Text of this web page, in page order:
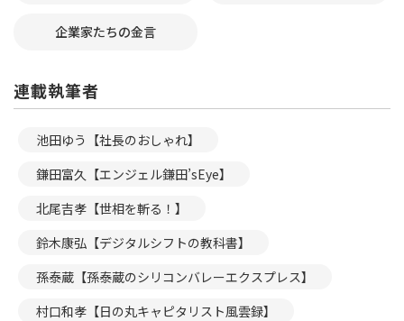
企業家たちの金言
連載執筆者
池田ゆう【社長のおしゃれ】
鎌田富久【エンジェル鎌田’sEye】
北尾吉孝【世相を斬る！】
鈴木康弘【デジタルシフトの教科書】
孫泰蔵【孫泰蔵のシリコンバレーエクスプレス】
村口和孝【日の丸キャピタリスト風雲録】